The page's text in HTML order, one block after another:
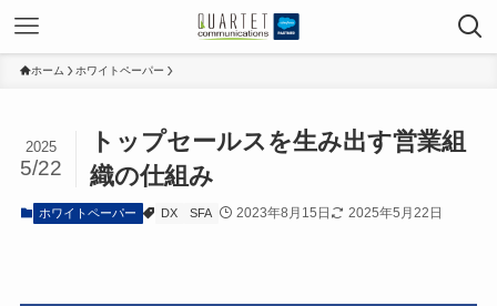
ホーム ホワイトペーパー
トップセールスを生み出す営業組
織の仕組み
2025
5/22
ホワイトペーパー DX SFA 2023年8月15日 2025年5月22日